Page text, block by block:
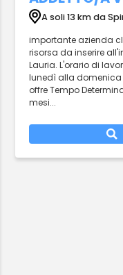
A soli 13 km da
importante azienda
risorsa da inserire
Lauria. L'orario di
lunedì alla domenica
offre Tempo
mesi...